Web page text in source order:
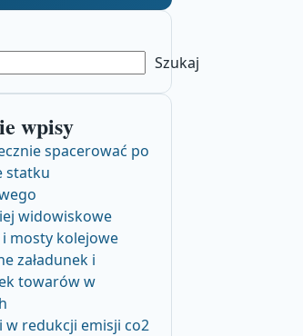
Szukaj
wpisy
spacerować po
statku
widowiskowe
mosty kolejowe
załadunek i
towarów w
w redukcji emisji co2